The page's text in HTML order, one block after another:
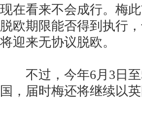
现在看来不会成行。梅
脱欧期限能否得到执行
将迎来无协议脱欧。
不过，今年6月3日至
国，届时梅还将继续以